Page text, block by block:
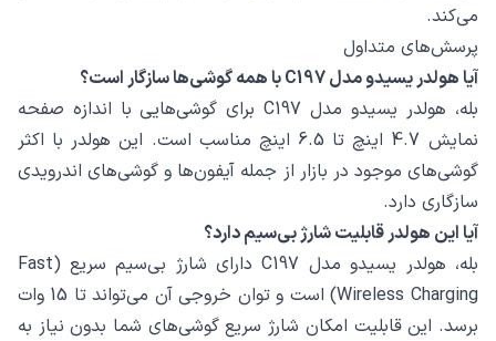
می‌کند.
پرسش‌های متداول
آیا هولدر یسیدو مدل C197 با همه گوشی‌ها سازگار است؟
بله، هولدر یسیدو مدل C197 برای گوشی‌هایی با اندازه صفحه
نمایش 4.7 اینچ تا 6.5 اینچ مناسب است. این هولدر با اکثر
گوشی‌های موجود در بازار از جمله آیفون‌ها و گوشی‌های اندرویدی
سازگاری دارد.
آیا این هولدر قابلیت شارژ بی‌سیم دارد؟
بله، هولدر یسیدو مدل C197 دارای شارژ بی‌سیم سریع (Fast
Wireless Charging) است و توان خروجی آن می‌تواند تا 15 وات
برسد. این قابلیت امکان شارژ سریع گوشی‌های شما بدون نیاز به